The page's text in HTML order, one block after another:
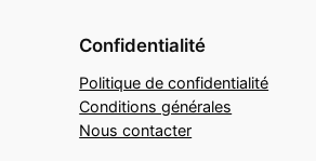
Confidentialité
Politique de confidentialité
Conditions générales
Nous contacter